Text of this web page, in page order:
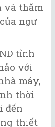
và thăm
ngư
tỉnh
với
máy,
thời
đến
thiết